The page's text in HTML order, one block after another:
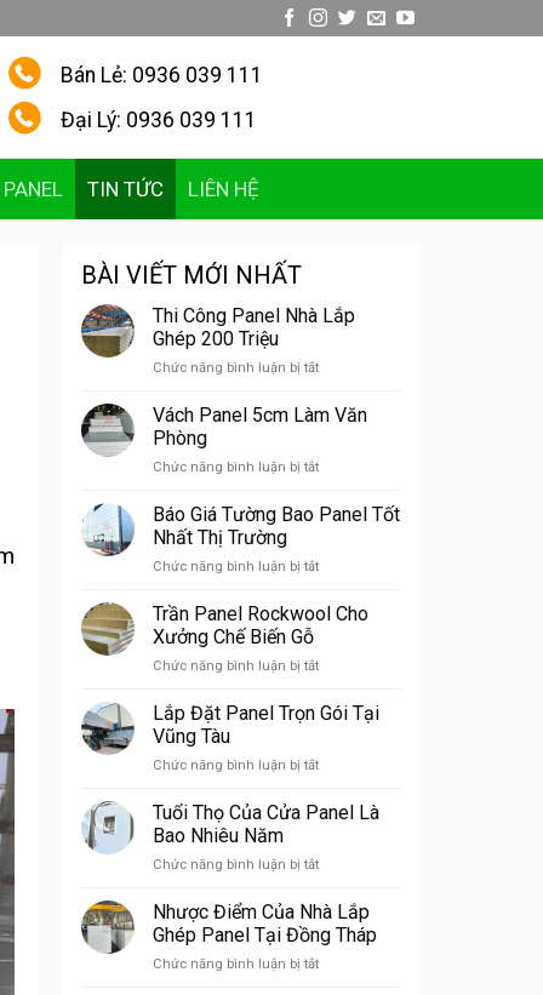
Bán Lẻ: 0936 039 111
Đại Lý: 0936 039 111
TIN TỨC LIÊN HỆ
BÀI VIẾT MỚI NHẤT
Thi Công Panel Nhà Lắp
Ghép 200 Triệu
Chức năng bình luận bị tắtở
Công
Panel
Lắp
200
Vách Panel 5cm Làm Văn
Phòng
Chức năng bình luận bị tắtở
Panel
Văn
Báo Giá Tường Bao Panel Tốt
Nhất Thị Trường
Chức năng bình luận bị tắtở
Giá
Panel
Nhất
Trần Panel Rockwool Cho
Xưởng Chế Biến Gỗ
Chức năng bình luận bị tắtở
Panel
Rockwool
Xưởng
Biến
Lắp Đặt Panel Trọn Gói Tại
Vũng Tàu
Chức năng bình luận bị tắtở
Đặt
Gói
Vũng
Tàu
Tuổi Thọ Của Cửa Panel Là
Bao Nhiêu Năm
Chức năng bình luận bị tắtở
Thọ
Của
Cửa
Panel
Nhược Điểm Của Nhà Lắp
Ghép Panel Tại Đồng Tháp
Chức năng bình luận bị tắtở